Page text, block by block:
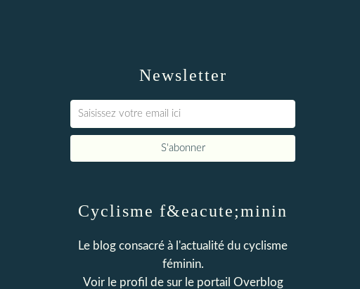
Newsletter
Cyclisme f&eacute;minin
Le blog consacré à l'actualité du cyclisme
féminin.
Voir le profil de sur le portail Overblog